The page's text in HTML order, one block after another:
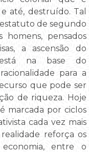
até, destruído. Tal
de segundo
homens, pensados
a ascensão do
está na base do
para a
que pode ser
de riqueza. Hoje
marcada por ciclos
cada vez mais
reforça os
entre o